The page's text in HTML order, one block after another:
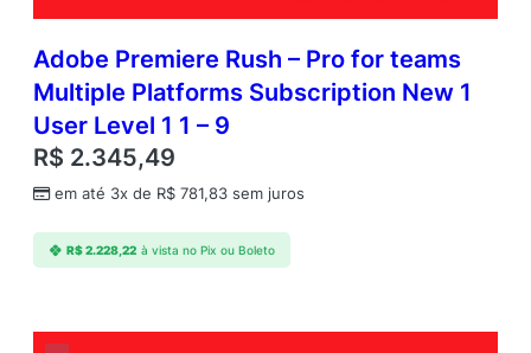
Adobe Premiere Rush – Pro for teams
Multiple Platforms Subscription New 1
User Level 1 1 – 9
R$ 2.345,49
em até 3x de R$ 781,83 sem juros
R$2.228,22 à vista no Pix ou Boleto